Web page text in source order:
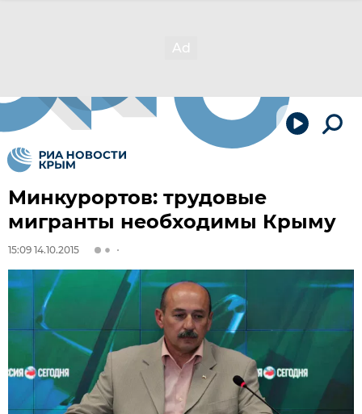
Минкурортов: трудовые
мигранты необходимы Крыму
15:09 14.10.2015